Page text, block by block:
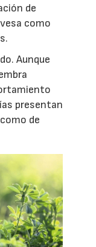
de
como
Aunque
presentan
de